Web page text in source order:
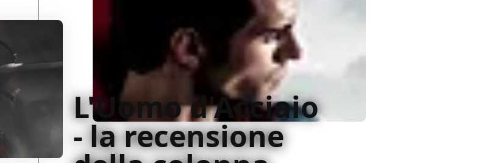
L'Uomo d'Acciaio
- la recensione